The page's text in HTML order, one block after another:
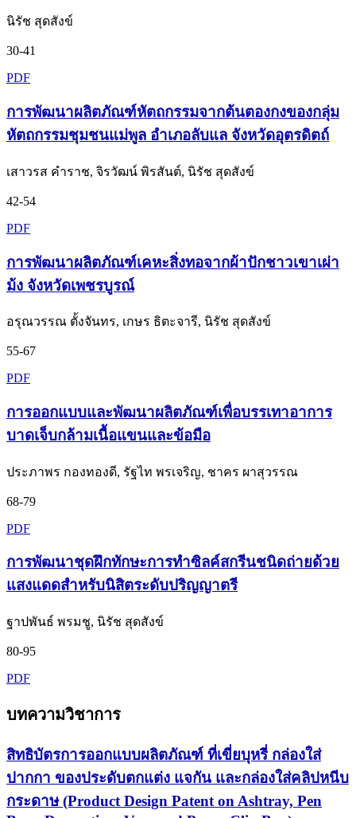
นิรัช สุดสังข์
30-41
PDF
การพัฒนาผลิตภัณฑ์หัตถกรรมจากต้นตองกงของกลุ่ม
หัตถกรรมชุมชนแม่พูล อำเภอลับแล จังหวัดอุตรดิตถ์
เสาวรส คำราช, จิรวัฒน์ พิรสันต์, นิรัช สุดสังข์
42-54
PDF
การพัฒนาผลิตภัณฑ์เคหะสิ่งทอจากผ้าปักชาวเขาเผ่า
ม้ง จังหวัดเพชรบูรณ์
อรุณวรรณ ตั้งจันทร, เกษร ธิตะจารี, นิรัช สุดสังข์
55-67
PDF
การออกแบบและพัฒนาผลิตภัณฑ์เพื่อบรรเทาอาการ
บาดเจ็บกล้ามเนื้อแขนและข้อมือ
ประภาพร กองทองดี, รัฐไท พรเจริญ, ชาคร ผาสุวรรณ
68-79
PDF
การพัฒนาชุดฝึกทักษะการทำซิลค์สกรีนชนิดถ่ายด้วย
แสงแดดสำหรับนิสิตระดับปริญญาตรี
ฐาปพันธ์ พรมชู, นิรัช สุดสังข์
80-95
PDF
บทความวิชาการ
สิทธิบัตรการออกแบบผลิตภัณฑ์ ที่เขี่ยบุหรี่ กล่องใส่
ปากกา ของประดับตกแต่ง แจกัน และกล่องใส่คลิปหนีบ
กระดาษ (Product Design Patent on Ashtray, Pen